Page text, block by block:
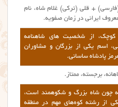
+ قلی (ترکی) غلام شاه، نام
ایرانی در زمان صفویه.
از شخصیت های شاهنامه
اسم یکی از بزرگان و مشاوران
پادشاه ساسانی.
برجسته، ممتاز.
چون شاه بزرگ و شکوهمند است،
از رشته کوه‌های مهم در منطقه